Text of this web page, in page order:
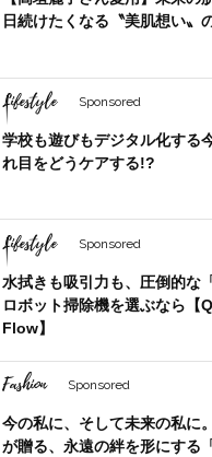
日続けたくなる〝美肌想い〟
Lifestyle Sponsored
学校も遊びもデジタル化する
れ目をどうケアする!?
Lifestyle Sponsored
水拭きも吸引力も、圧倒的な
ロボット掃除機を選ぶなら【
Flow】
Fashion Sponsored
今の私に、そして未来の私に
が贈る、永遠の絆を形にする